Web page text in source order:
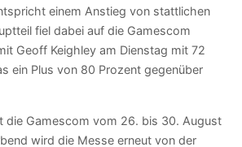
einem Anstieg von stattlichen
fiel dabei auf die Gamescom
Geoff Keighley am Dienstag mit 72
ein Plus von 80 Prozent gegenüber
die Gamescom vom 26. bis 30. August
wird die Messe erneut von der